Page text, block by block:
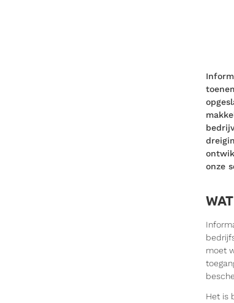
onze
moet
Het is